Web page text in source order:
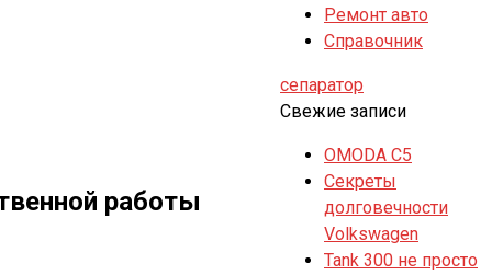
работы
Ремонт авто
Справочник
сепаратор
Свежие записи
OMODA C5
Секреты
долговечности
Volkswagen
Tank 300 не просто